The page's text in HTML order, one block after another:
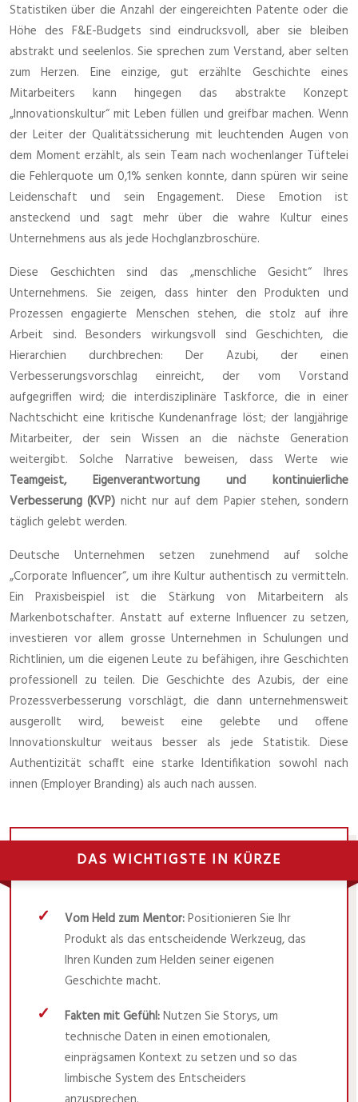
Statistiken über die Anzahl der eingereichten Patente oder die
Höhe des F&E-Budgets sind eindrucksvoll, aber sie bleiben
abstrakt und seelenlos. Sie sprechen zum Verstand, aber selten
zum Herzen. Eine einzige, gut erzählte Geschichte eines
Mitarbeiters kann hingegen das abstrakte Konzept
„Innovationskultur“ mit Leben füllen und greifbar machen. Wenn
der Leiter der Qualitätssicherung mit leuchtenden Augen von
dem Moment erzählt, als sein Team nach wochenlanger Tüftelei
die Fehlerquote um 0,1% senken konnte, dann spüren wir seine
Leidenschaft und sein Engagement. Diese Emotion ist
ansteckend und sagt mehr über die wahre Kultur eines
Unternehmens aus als jede Hochglanzbroschüre.
Diese Geschichten sind das „menschliche Gesicht“ Ihres
Unternehmens. Sie zeigen, dass hinter den Produkten und
Prozessen engagierte Menschen stehen, die stolz auf ihre
Arbeit sind. Besonders wirkungsvoll sind Geschichten, die
Hierarchien durchbrechen: Der Azubi, der einen
Verbesserungsvorschlag einreicht, der vom Vorstand
aufgegriffen wird; die interdisziplinäre Taskforce, die in einer
Nachtschicht eine kritische Kundenanfrage löst; der langjährige
Mitarbeiter, der sein Wissen an die nächste Generation
weitergibt. Solche Narrative beweisen, dass Werte wie
Teamgeist, Eigenverantwortung und kontinuierliche
Verbesserung (KVP) nicht nur auf dem Papier stehen, sondern
täglich gelebt werden.
Deutsche Unternehmen setzen zunehmend auf solche
„Corporate Influencer“, um ihre Kultur authentisch zu vermitteln.
Ein Praxisbeispiel ist die Stärkung von Mitarbeitern als
Markenbotschafter. Anstatt auf externe Influencer zu setzen,
investieren vor allem grosse Unternehmen in Schulungen und
Richtlinien, um die eigenen Leute zu befähigen, ihre Geschichten
professionell zu teilen. Die Geschichte des Azubis, der eine
Prozessverbesserung vorschlägt, die dann unternehmensweit
ausgerollt wird, beweist eine gelebte und offene
Innovationskultur weitaus besser als jede Statistik. Diese
Authentizität schafft eine starke Identifikation sowohl nach
innen (Employer Branding) als auch nach aussen.
DAS WICHTIGSTE IN KÜRZE
Vom Held zum Mentor:Positionieren Sie Ihr
Produkt als das entscheidende Werkzeug, das
Ihren Kunden zum Helden seiner eigenen
Geschichte macht.
Fakten mit Gefühl:Nutzen Sie Storys, um
technische Daten in einen emotionalen,
einprägsamen Kontext zu setzen und so das
limbische System des Entscheiders